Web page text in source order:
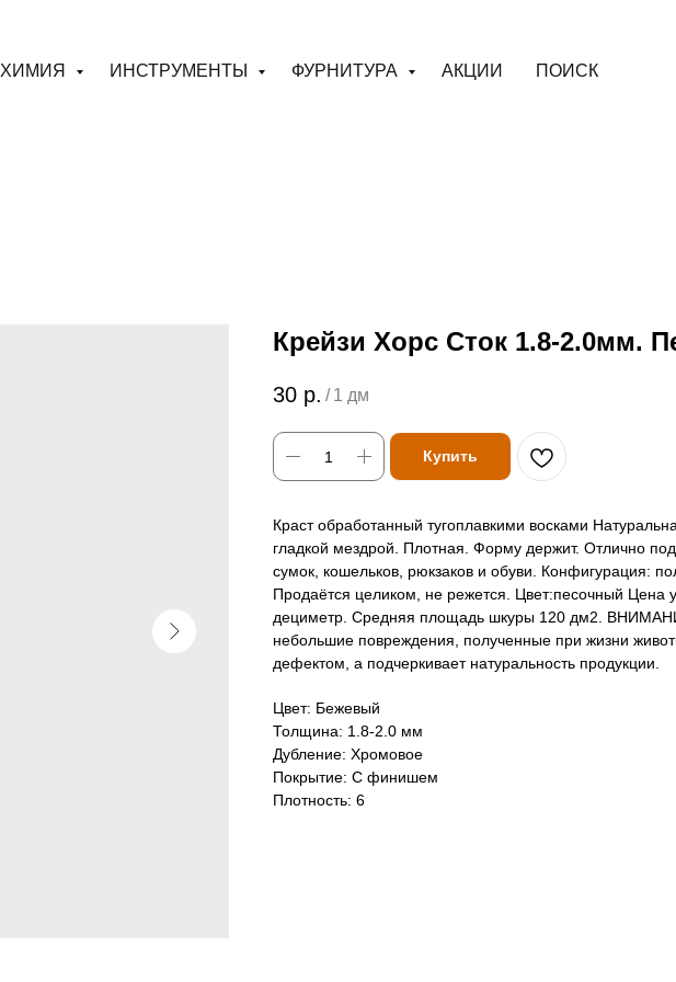
ХИМИЯ ИНСТРУМЕНТЫ ФУРНИТУРА АКЦИИ ПОИСК
Крейзи Хорс Сток 1.8-2.0мм.
30 р. / 1 дм
Купить
Краст обработанный тугоплавкими восками
гладкой мездрой. Плотная. Форму держит. Отлично
сумок, кошельков, рюкзаков и обуви. Конфигурация:
Продаётся целиком, не режется. Цвет:песочный Цена
дециметр. Средняя площадь шкуры 120 дм2.
небольшие повреждения, полученные при жизни
дефектом, а подчеркивает натуральность продукции.
Цвет: Бежевый
Толщина: 1.8-2.0 мм
Дубление: Хромовое
Покрытие: С финишем
Плотность: 6